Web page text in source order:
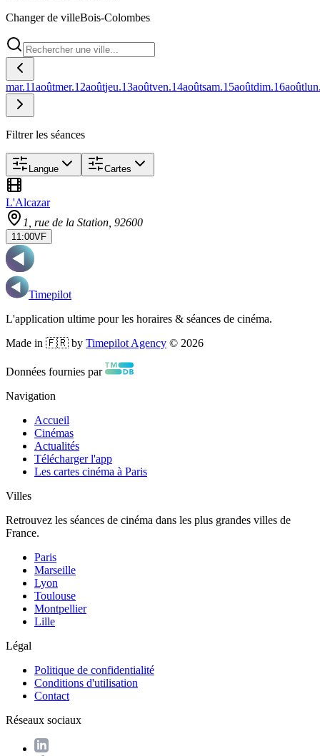
Changer de villeBois-Colombes
mar.11aoûtmer.12aoûtjeu.13aoûtven.14aoûtsam.15aoûtdim.16août
Filtrer les séances
Langue Cartes
L'Alcazar
1, rue de la Station , 92600
11:00VF
Timepilot
L'application ultime pour les horaires & séances de cinéma.
Made in 🇫🇷 by Timepilot Agency © 2026
Données fournies par
Navigation
Accueil
Cinémas
Actualités
Télécharger l'app
Les cartes cinéma à Paris
Villes
Retrouvez les séances de cinéma dans les plus grandes villes de
France.
Paris
Marseille
Lyon
Toulouse
Montpellier
Lille
Légal
Politique de confidentialité
Conditions d'utilisation
Contact
Réseaux sociaux